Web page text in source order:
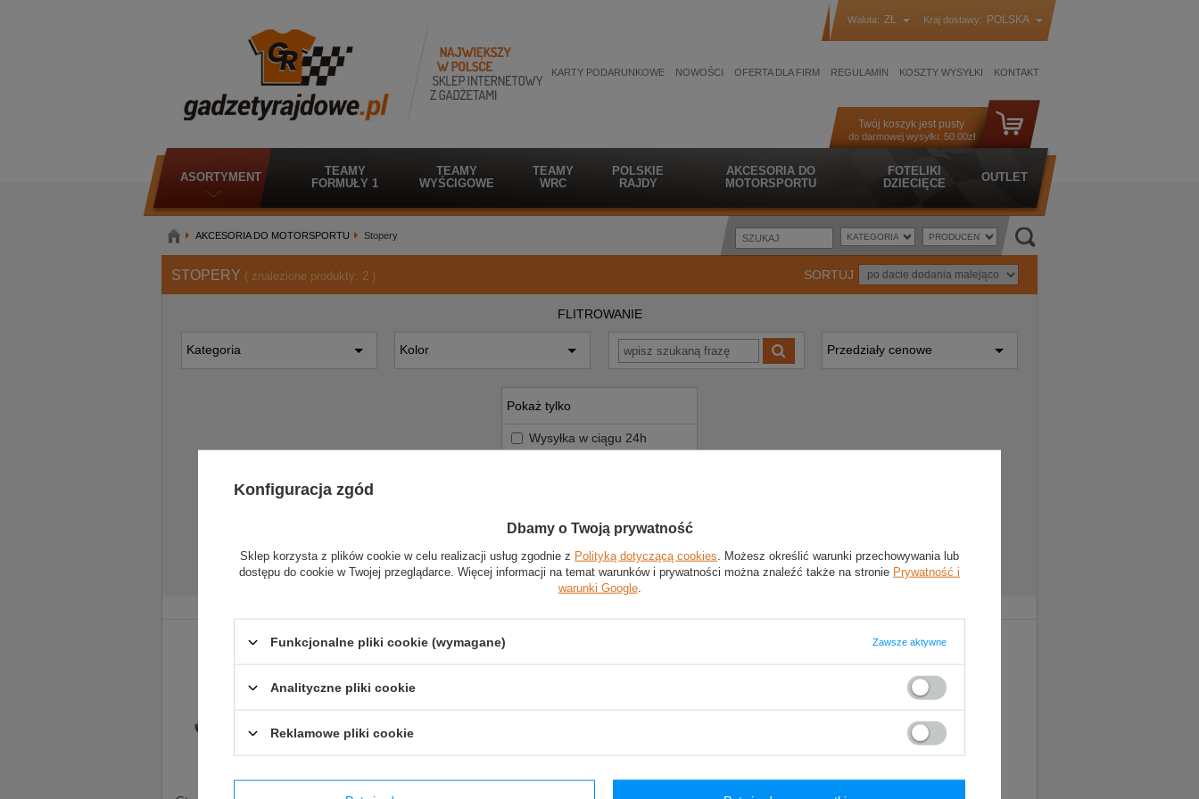
Waluta: ZŁ Kraj dostawy: POLSKA
KARTY PODARUNKOWE NOWOŚCI OFERTA DLA FIRM REGULAMIN KOSZTY WYSYŁKI KONTAKT
Twój koszyk jest pusty
do darmowej wysyłki: 50.00zł
ASORTYMENT
TEAMY
FORMUŁY 1
TEAMY
WYŚCIGOWE
TEAMY
WRC
POLSKIE
RAJDY
AKCESORIA DO
MOTORSPORTU
FOTELIKI
DZIECIĘCE
OUTLET
AKCESORIA DO MOTORSPORTU Stopery
STOPERY ( znalezione produkty: 2 ) SORTUJ
FLITROWANIE
Kategoria Kolor Przedziały cenowe
Pokaż tylko
Wysyłka w ciągu 24h
ZASTOSUJ WYBRANE FILTRY
Konfiguracja zgód
Dbamy o Twoją prywatność
Sklep korzysta z plików cookie w celu realizacji usług zgodnie z Polityką dotyczącą cookies . Możesz określić warunki przechowywania lub
dostępu do cookie w Twojej przeglądarce. Więcej informacji na temat warunków i prywatności można znaleźć także na stronie Prywatność i
warunki Google.
Funkcjonalne pliki cookie (wymagane) Zawsze aktywne
Analityczne pliki cookie
Reklamowe pliki cookie